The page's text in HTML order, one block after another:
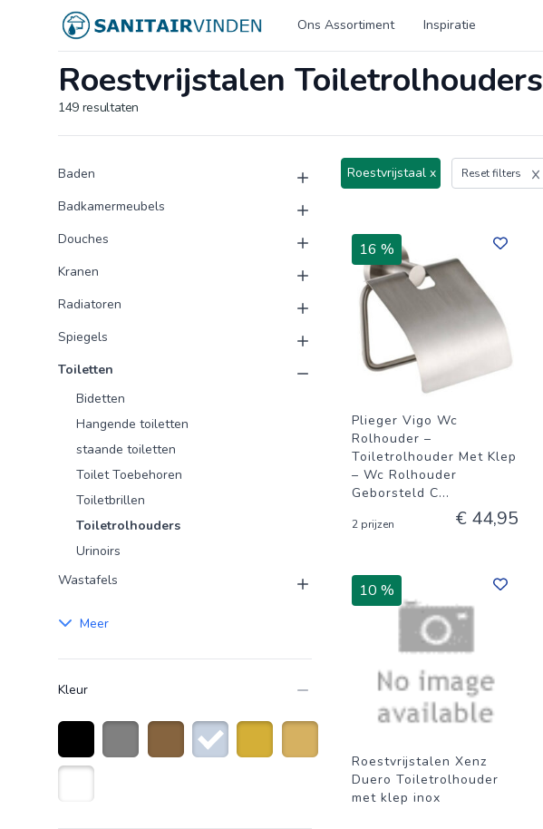
Logo sanitairvinden.nl Ons Assortiment Inspiratie
Roestvrijstalen Toiletrolhouders
149 resultaten
Producten
Product categorieën
Baden
Badkamermeubels
Douches
Kranen
Radiatoren
Spiegels
Toiletten
Bidetten
Hangende toiletten
staande toiletten
Toilet Toebehoren
Toiletbrillen
Toiletrolhouders
Urinoirs
Wastafels
Meer
Kleur
Zwart
Roestvrijstaal x Reset filters
16 %
Plieger Vigo Wc
Rolhouder –
Toiletrolhouder Met Klep
– Wc Rolhouder
Geborsteld C...
2 prijzen € 44,95
10 %
Roestvrijstalen Xenz
Duero Toiletrolhouder
met klep inox